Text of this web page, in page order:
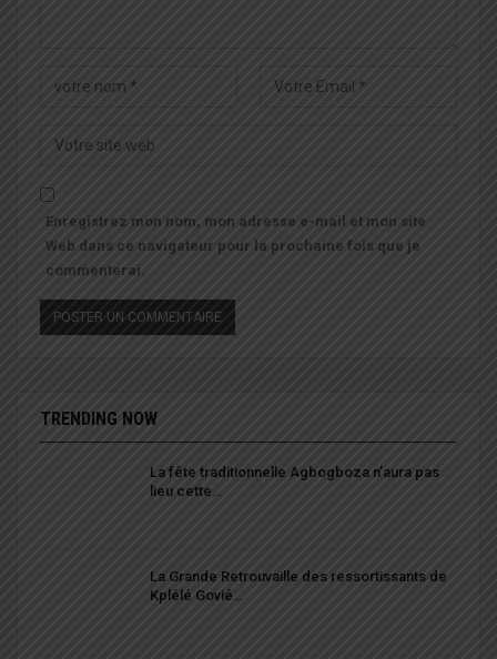
Enregistrez mon nom, mon adresse e-mail et mon site
Web dans ce navigateur pour la prochaine fois que je
commenterai.
TRENDING NOW
La fête traditionnelle Agbogboza n’aura pas
lieu cette…
La Grande Retrouvaille des ressortissants de
Kplélé Govié…